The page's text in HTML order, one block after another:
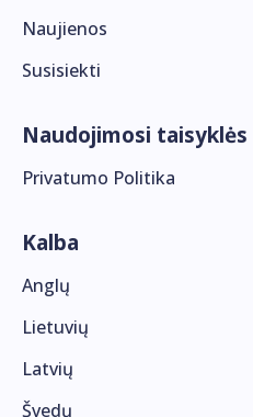
Naujienos
Susisiekti
Naudojimosi taisyklės
Privatumo Politika
Kalba
Anglų
Lietuvių
Latvių
Švedų